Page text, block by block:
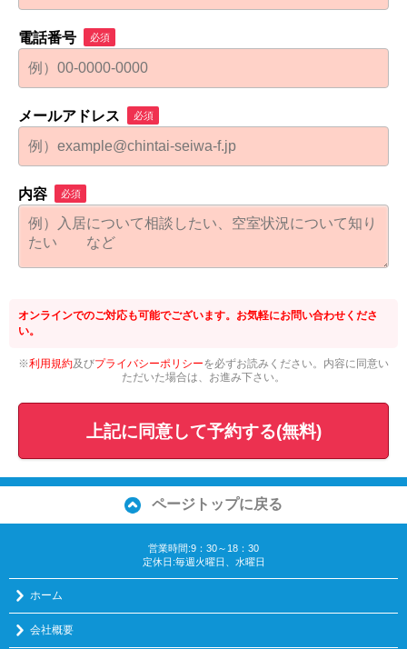
電話番号 必須
メールアドレス 必須
内容 必須
オンラインでのご対応も可能でございます。お気軽にお問い合わせくださ
い。
※利用規約及びプライバシーポリシーを必ずお読みください。内容に同意い
ただいた場合は、お進み下さい。
上記に同意して予約する(無料)
ページトップに戻る
営業時間:9：30～18：30
定休日:毎週火曜日、水曜日
ホーム
会社概要